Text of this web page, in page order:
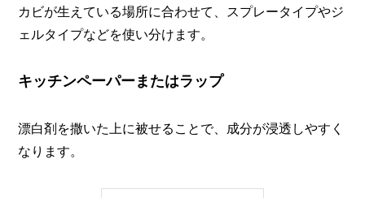
カビが生えている場所に合わせて、スプレータイプやジ
ェルタイプなどを使い分けます。
キッチンペーパーまたはラップ
漂白剤を撒いた上に被せることで、成分が浸透しやすく
なります。